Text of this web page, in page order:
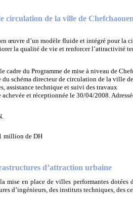
circulation de la ville de Chefchaouen
œuvre d’un modèle fluide et intégré pour la
la qualité de vie et renforcer l’attractivité
cadre du Programme de mise à niveau de
du schéma directeur de circulation de la ville
assistance technique et suivi des travaux
achevée et réceptionnée le 30/04/2008.
million de DH
d’attraction urbaine
en place de villes performantes dotées
d’ingénieurs, des instituts techniques, des